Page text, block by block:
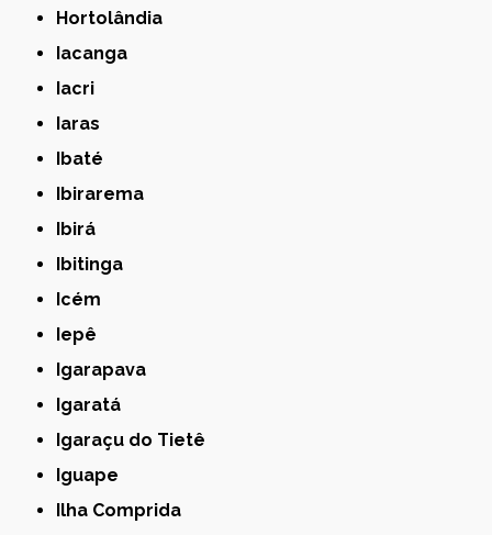
Hortolândia
Iacanga
Iacri
Iaras
Ibaté
Ibirarema
Ibirá
Ibitinga
Icém
Iepê
Igarapava
Igaratá
Igaraçu do Tietê
Iguape
Ilha Comprida